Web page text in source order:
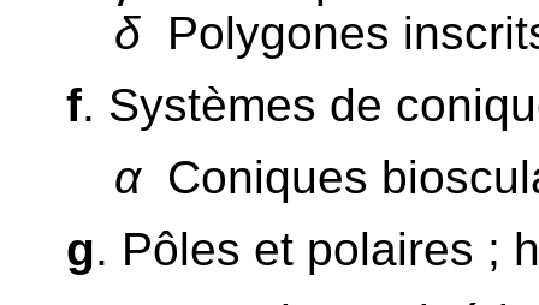
δ Polygones
f. Systèmes de
αConiques
g. Pôles et polaires ;